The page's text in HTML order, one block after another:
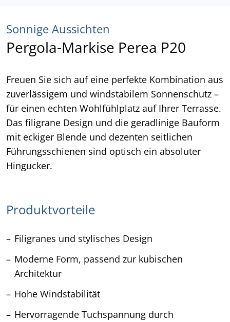
Sonnige Aussichten
Pergola-Markise Perea P20
Freuen Sie sich auf eine perfekte Kombination aus
zuverlässigem und windstabilem Sonnenschutz –
für einen echten Wohlfühlplatz auf Ihrer Terrasse.
Das filigrane Design und die geradlinige Bauform
mit eckiger Blende und dezenten seitlichen
Führungsschienen sind optisch ein absoluter
Hingucker.
Produktvorteile
Filigranes und stylisches Design
Moderne Form, passend zur kubischen
Architektur
Hohe Windstabilität
Hervorragende Tuchspannung durch